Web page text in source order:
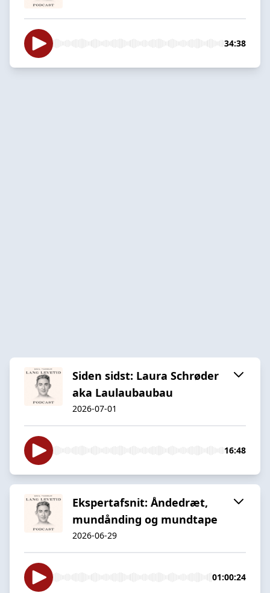
34:38
Siden sidst: Laura Schrøder
aka Laulaubaubau
2026-07-01
16:48
Ekspertafsnit: Åndedræt,
mundånding og mundtape
2026-06-29
01:00:24